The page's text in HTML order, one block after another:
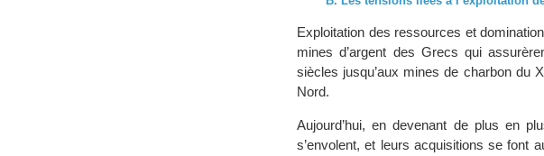
Exploitation des ressources et
mines d’argent des Grecs qui
siècles jusqu’aux mines de charbon du
Nord.
Aujourd’hui, en devenant de plus en
s’envolent, et leurs acquisitions se font